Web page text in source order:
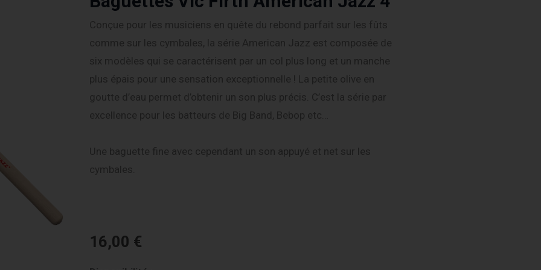
Conçue pour les musiciens en quête du rebond parfait sur les fûts
comme sur les cymbales, la série American Jazz est composée de
six modèles qui se caractérisent par un col plus long et un manche
plus épais pour une sensation exceptionnelle ! La petite olive en
goutte d’eau permet d’obtenir un son plus précis. C’est la série par
excellence pour les batteurs de Big Band, Bebop etc…
Une baguette fine avec cependant un son appuyé et net sur les
cymbales.
16,00 €